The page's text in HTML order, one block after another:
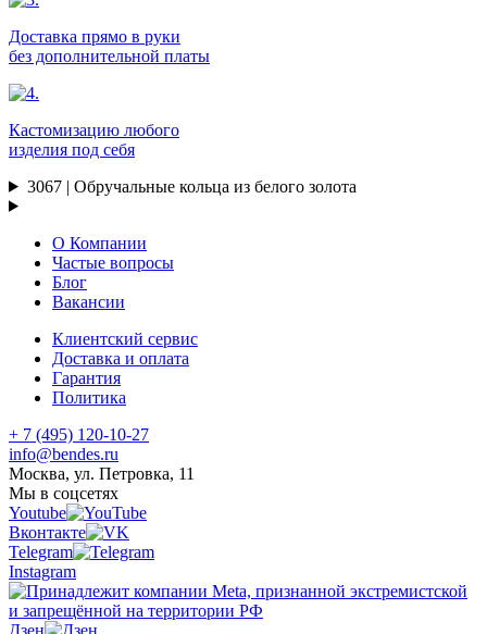
Доставка прямо в руки
без дополнительной платы
Кастомизацию любого
изделия под себя
3067 | Обручальные кольца из белого золота
О Компании
Частые вопросы
Блог
Вакансии
Клиентский сервис
Доставка и оплата
Гарантия
Политика
+ 7 (495) 120-10-27
info@bendes.ru
Москва, ул. Петровка, 11
Мы в соцсетях
Youtube
Вконтакте
Telegram
Instagram
Дзен